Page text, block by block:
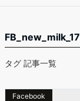
FB_new_milk_17
タグ 記事一覧
Facebook